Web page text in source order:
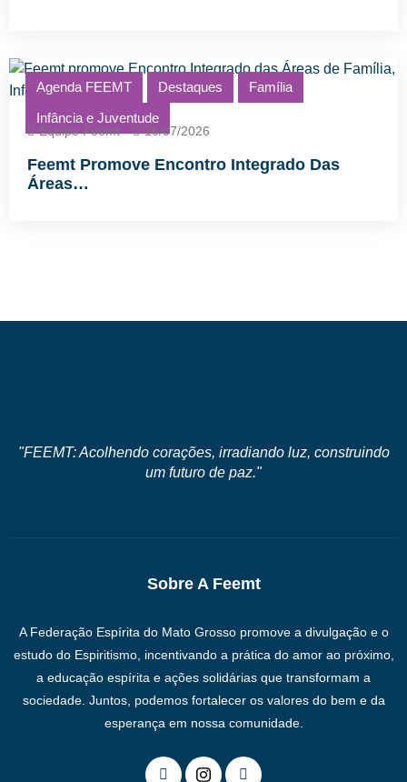
Agenda FEEMT Destaques
Família
Infância e Juventude
Equipe Feemt 16/07/2026
Feemt Promove Encontro Integrado Das
Áreas…
"FEEMT: Acolhendo corações, irradiando luz, construindo
um futuro de paz."
Sobre A Feemt
A Federação Espírita do Mato Grosso promove a divulgação e o
estudo do Espiritismo, incentivando a prática do amor ao próximo,
a educação espírita e ações solidárias que transformam a
sociedade. Juntos, podemos fortalecer os valores do bem e da
esperança em nossa comunidade.